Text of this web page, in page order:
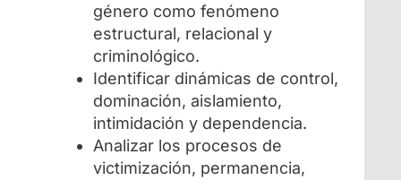
género como fenómeno
estructural, relacional y
criminológico.
Identificar dinámicas de control,
dominación, aislamiento,
intimidación y dependencia.
Analizar los procesos de
victimización, permanencia,